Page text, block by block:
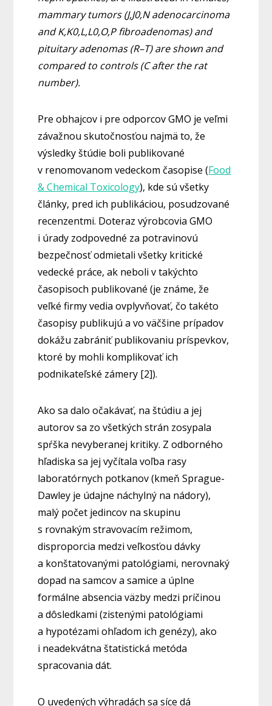
mammary tumors (J,J0,N adenocarcinoma
and K,K0,L,L0,O,P fibroadenomas) and
pituitary adenomas (R–T) are shown and
compared to controls (C after the rat
number).
Pre obhajcov i pre odporcov GMO je veľmi
závažnou skutočnosťou najmä to, že
výsledky štúdie boli publikované
v renomovanom vedeckom časopise (Food
& Chemical Toxicology), kde sú všetky
články, pred ich publikáciou, posudzované
recenzentmi. Doteraz výrobcovia GMO
i úrady zodpovedné za potravinovú
bezpečnosť odmietali všetky kritické
vedecké práce, ak neboli v takýchto
časopisoch publikované (je známe, že
veľké firmy vedia ovplyvňovať, čo takéto
časopisy publikujú a vo väčšine prípadov
dokážu zabrániť publikovaniu príspevkov,
ktoré by mohli komplikovať ich
podnikateľské zámery [2]).
Ako sa dalo očakávať, na štúdiu a jej
autorov sa zo všetkých strán zosypala
spŕška nevyberanej kritiky. Z odborného
hľadiska sa jej vyčítala voľba rasy
laboratórnych potkanov (kmeň Sprague-
Dawley je údajne náchylný na nádory),
malý počet jedincov na skupinu
s rovnakým stravovacím režimom,
disproporcia medzi veľkosťou dávky
a konštatovanými patológiami, nerovnaký
dopad na samcov a samice a úplne
formálne absencia väzby medzi príčinou
a dôsledkami (zistenými patológiami
a hypotézami ohľadom ich genézy), ako
i neadekvátna štatistická metóda
spracovania dát.
O uvedených výhradách sa síce dá